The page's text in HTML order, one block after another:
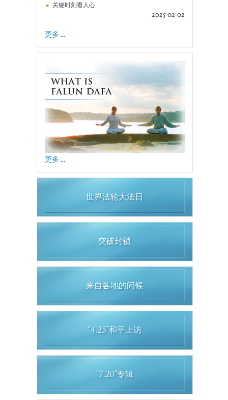
关键时刻看人心
2025-02-02
更多 ...
更多 ...
世界法轮大法日
突破封锁
来自各地的问候
“4.25”和平上访
“7.20”专辑